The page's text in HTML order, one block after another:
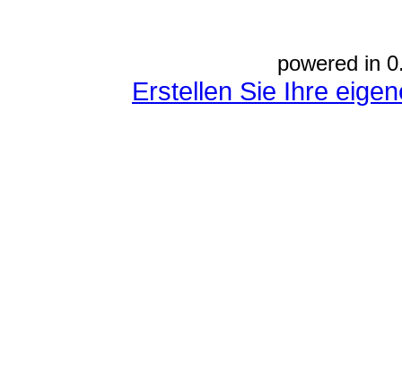
powered in
Erstellen Sie Ihre